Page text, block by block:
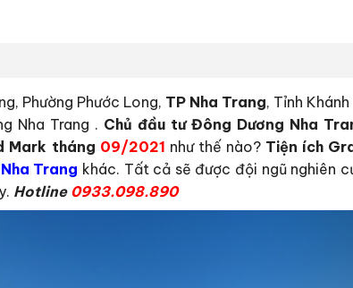
Phường Phước Long, TP Nha Trang, Tỉnh
Nha Trang . Chủ đầu tư Đông Dương Nha
Mark tháng 09/2021 như thế nào? Tiện ích
Trang khác. Tất cả sẽ được đội ngũ nghiên
Hotline0933.098.890